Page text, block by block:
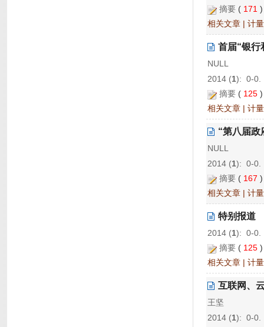
摘要 ( 171
相关文章 | 计
首届“银行
NULL
2014 (1): 0-0.
摘要 ( 125
相关文章 | 计
“第八届政
NULL
2014 (1): 0-0.
摘要 ( 167
相关文章 | 计
特别报道
2014 (1): 0-0.
摘要 ( 125
相关文章 | 计
互联网、
王坚
2014 (1): 0-0.